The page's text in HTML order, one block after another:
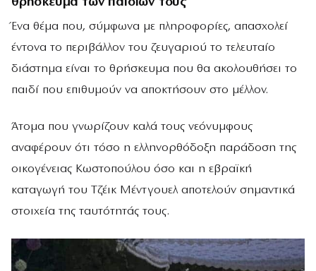
Ένα θέμα που, σύμφωνα με πληροφορίες, απασχολεί
έντονα το περιβάλλον του ζευγαριού το τελευταίο
διάστημα είναι το θρήσκευμα που θα ακολουθήσει το
παιδί που επιθυμούν να αποκτήσουν στο μέλλον.
Άτομα που γνωρίζουν καλά τους νεόνυμφους
αναφέρουν ότι τόσο η ελληνορθόδοξη παράδοση της
οικογένειας Κωστοπούλου όσο και η εβραϊκή
καταγωγή του Τζέικ Μέντγουελ αποτελούν σημαντικά
στοιχεία της ταυτότητάς τους.